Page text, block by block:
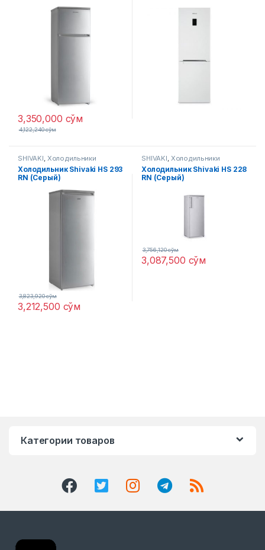
3,350,000 сўм
4,122,240сўм
SHIVAKI, Холодильники
Холодильник Shivaki HS 293
RN (Серый)
3,212,500 сўм
3,823,920сўм
SHIVAKI, Холодильники
Холодильник Shivaki HS 228
RN (Серый)
3,087,500 сўм
3,756,120сўм
Категории товаров